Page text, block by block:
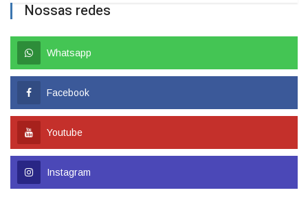
Nossas redes
Whatsapp
Facebook
Youtube
Instagram